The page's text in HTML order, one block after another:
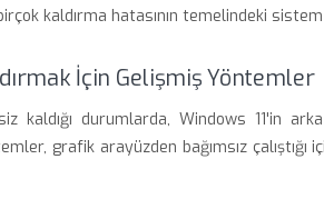
kaldırma hatasının temelindeki sistem
İçin Gelişmiş Yöntemler
kaldığı durumlarda, Windows 11'in
grafik arayüzden bağımsız